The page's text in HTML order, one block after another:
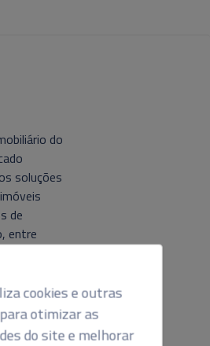
otimizar as
do site e melhorar
de compra.
do
soluções
de
entre
cliente
é isso o